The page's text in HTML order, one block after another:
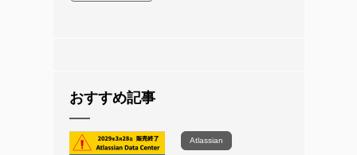
おすすめ記事
Atlassian